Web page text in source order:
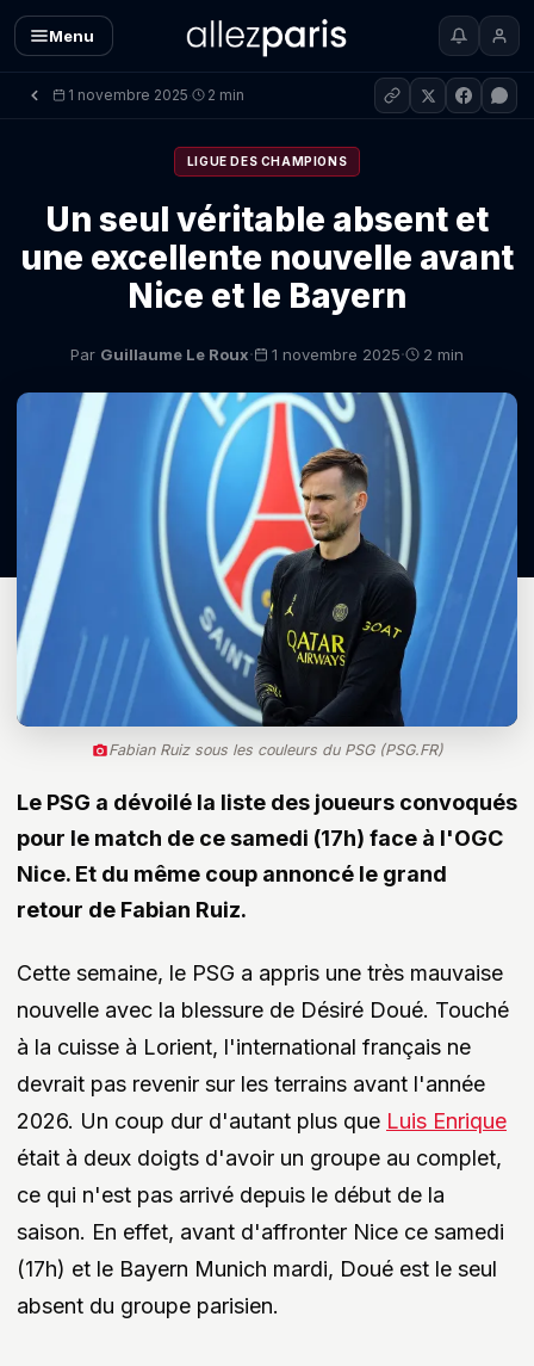
Menu
1 novembre 2025· 2 min
LIGUE DES CHAMPIONS
Un seul véritable absent et
une excellente nouvelle avant
Nice et le Bayern
Par Guillaume Le Roux· 1 novembre 2025· 2 min
Fabian Ruiz sous les couleurs du PSG (PSG.FR)
Le PSG a dévoilé la liste des joueurs convoqués
pour le match de ce samedi (17h) face à l'OGC
Nice. Et du même coup annoncé le grand
retour de Fabian Ruiz.
Cette semaine, le PSG a appris une très mauvaise
nouvelle avec la blessure de Désiré Doué. Touché
à la cuisse à Lorient, l'international français ne
devrait pas revenir sur les terrains avant l'année
2026. Un coup dur d'autant plus que Luis Enrique
était à deux doigts d'avoir un groupe au complet,
ce qui n'est pas arrivé depuis le début de la
saison. En effet, avant d'affronter Nice ce samedi
(17h) et le Bayern Munich mardi, Doué est le seul
absent du groupe parisien.